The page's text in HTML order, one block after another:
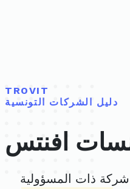
TROVIT
دليل الشركات التونسية
افنتس
ذات المسؤولية